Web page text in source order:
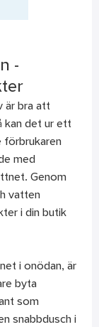
-
är bra att
kan det ur ett
förbrukaren
med
Genom
vatten
i din butik
i onödan, är
byta
som
snabbdusch i